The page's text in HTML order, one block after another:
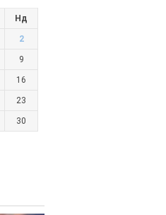
Нд
2
9
16
23
30